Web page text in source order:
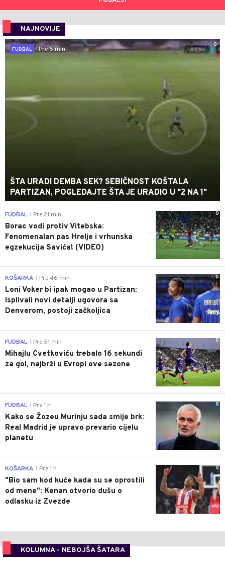
NAJNOVIJE
0
FUDBAL
Pre 5 min
ŠTA URADI DEMBA SEK? SEBIČNOST KOŠTALA
PARTIZAN, POGLEDAJTE ŠTA JE URADIO U "2 NA 1"
0
FUDBAL Pre 21 min
Borac vodi protiv Vitebska:
Fenomenalan pas Hrelje i vrhunska
egzekucija Savića! (VIDEO)
0
KOŠARKA Pre 46 min
Loni Voker bi ipak mogao u Partizan:
Isplivali novi detalji ugovora sa
Denverom, postoji začkoljica
0
FUDBAL Pre 51 min
Mihajlu Cvetkoviću trebalo 16 sekundi
za gol, najbrži u Evropi ove sezone
0
FUDBAL Pre 1 h
Kako se Žozeu Murinju sada smije brk:
Real Madrid je upravo prevario cijelu
planetu
0
KOŠARKA Pre 1 h
"Bio sam kod kuće kada su se oprostili
od mene": Kenan otvorio dušu o
odlasku iz Zvezde
KOLUMNA - NEBOJŠA ŠATARA